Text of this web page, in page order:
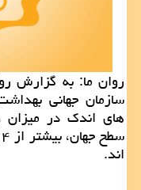
روان ما: به گزارش
سازمان جهانی
های اندک در میزان
اند.